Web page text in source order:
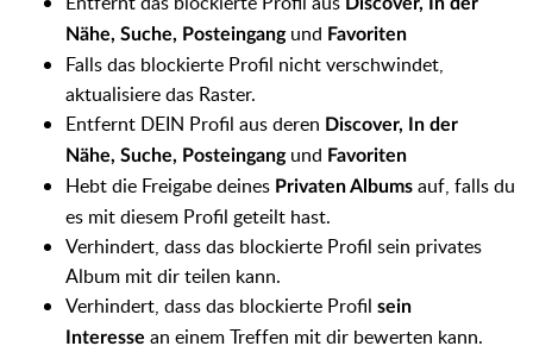
Nähe, Suche, Posteingang und Favoriten
Falls das blockierte Profil nicht verschwindet,
aktualisiere das Raster.
Entfernt DEIN Profil aus deren Discover, In der
Nähe, Suche, Posteingang und Favoriten
Hebt die Freigabe deines Privaten Albums auf, falls du
es mit diesem Profil geteilt hast.
Verhindert, dass das blockierte Profil sein privates
Album mit dir teilen kann.
Verhindert, dass das blockierte Profil sein
Interesse an einem Treffen mit dir bewerten kann.